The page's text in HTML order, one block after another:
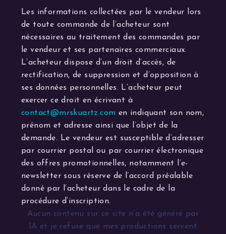
Les informations collectées par le vendeur lors
de toute commande de l’acheteur sont
nécessaires au traitement des commandes par
le vendeur et ses partenaires commerciaux.
L’acheteur dispose d’un droit d’accès, de
rectification, de suppression et d’opposition à
ses données personnelles. L’acheteur peut
exercer ce droit en écrivant à
contact@mrskuartz.com en indiquant son nom,
prénom et adresse ainsi que l’objet de la
demande. Le vendeur est susceptible d’adresser
par courrier postal ou par courrier électronique
des offres promotionnelles, notamment l’e-
newsletter sous réserve de l’accord préalable
donné par l’acheteur dans le cadre de la
procédure d’inscription.
Aucun contenu sur ce site n’a été généré par
IA et je refuse que mes productions servent